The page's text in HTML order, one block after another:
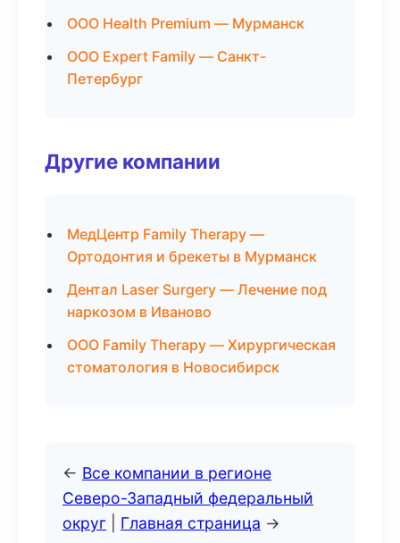
ООО Health Premium — Мурманск
ООО Expert Family — Санкт-
Петербург
Другие компании
МедЦентр Family Therapy —
Ортодонтия и брекеты в Мурманск
Дентал Laser Surgery — Лечение под
наркозом в Иваново
ООО Family Therapy — Хирургическая
стоматология в Новосибирск
← Все компании в регионе
Северо-Западный федеральный
округ
Главная страница →